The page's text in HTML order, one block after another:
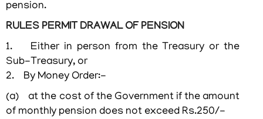
നിയമങ്ങൾ
സിവിൽ
ലിസ്റ്റ്
കെഎഎസ്
ഡെപ്യൂട്ടേഷനിൽ
pension.
RULES PERMIT DRAWAL OF PENSION
1. Either in person from the Treasury or the
Sub-Treasury, or
2. By Money Order:-
(a) at the cost of the Government if the amount
of monthly pension does not exceed Rs.250/-